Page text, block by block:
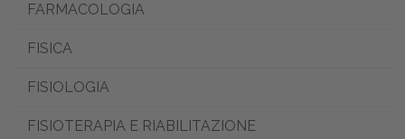
FARMACOLOGIA
FISICA
FISIOLOGIA
FISIOTERAPIA E RIABILITAZIONE